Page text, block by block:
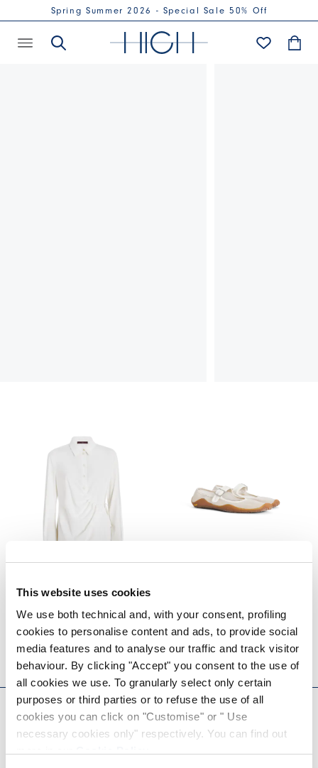
This website uses cookies
We use both technical and, with your consent, profiling
cookies to personalise content and ads, to provide social
media features and to analyse our traffic and track visitor
behaviour. By clicking "Accept" you consent to the use of
all cookies we use. To granularly select only certain
purposes or third parties or to refuse the use of all
cookies you can click on "Customise" or " Use
necessary cookies only" respectively. You can find out
Spring Summer 2026 - Special Sale 50% Off
HIGH TECH
275,00 €138,00 € -50 %
HIGH
395,00 €237,00 € -40%
EVERYDAY COUTURE
MELDEN SIE SICH FÜR UNSEREN NEWSLETTER AN